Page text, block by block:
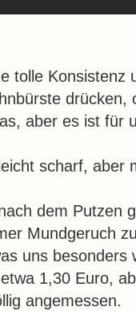
tolle Konsistenz
aber es ist für
scharf, aber
dem Putzen
Mundgeruch
uns besonders
1,30 Euro,
angemessen.